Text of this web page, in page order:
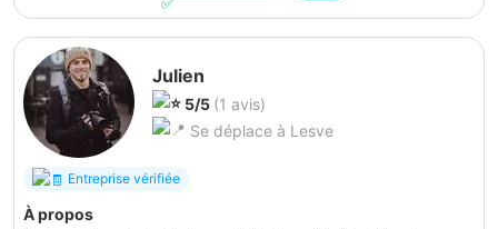
Julien
5/5 (1 avis)
Se déplace à Lesve
Entreprise vérifiée
À propos